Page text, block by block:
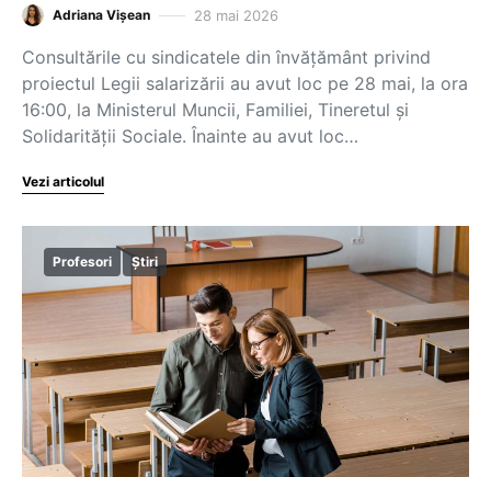
Adriana Vișean 28 mai 2026
Consultările cu sindicatele din învățământ privind
proiectul Legii salarizării au avut loc pe 28 mai, la ora
16:00, la Ministerul Muncii, Familiei, Tineretul și
Solidarității Sociale. Înainte au avut loc…
Vezi articolul
Profesori Știri